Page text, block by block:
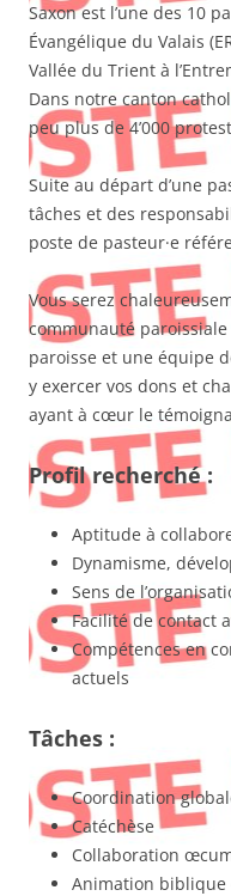
Saxon est l’une des 10
Évangélique du Valais
Vallée du Trient à
Dans notre canton
peu plus de 4’000
Suite au départ d’une
tâches et des
poste de pasteur·e
Vous serez
communauté paroissiale
paroisse et une équipe
y exercer vos dons et
ayant à cœur le
Profil recherché :
Aptitude à
Dynamisme,
Sens de
Facilité de contact
Compétences en
actuels
Tâches :
Coordination
Catéchèse
Collaboration
Animation biblique